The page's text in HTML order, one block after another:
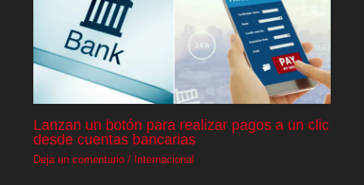
Lanzan un botón para realizar pagos a un clic
desde cuentas bancarias
Deja un comentario / Internacional